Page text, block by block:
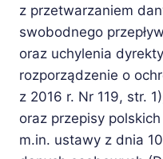
z przetwarzaniem
swobodnego
oraz uchylenia
rozporządzenie o
z 2016 r. Nr 119, str.
oraz przepisy
m.in. ustawy z dnia